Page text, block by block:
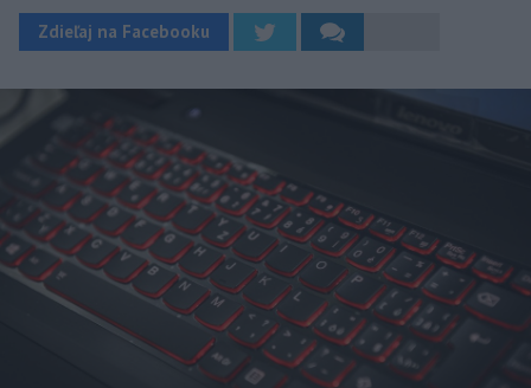
Zdieľaj na Facebooku